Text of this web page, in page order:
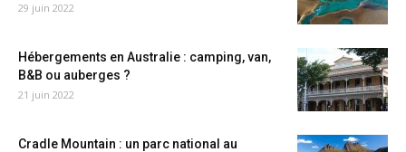
29 juin 2022
Hébergements en Australie : camping, van,
B&B ou auberges ?
21 juin 2022
Cradle Mountain : un parc national au